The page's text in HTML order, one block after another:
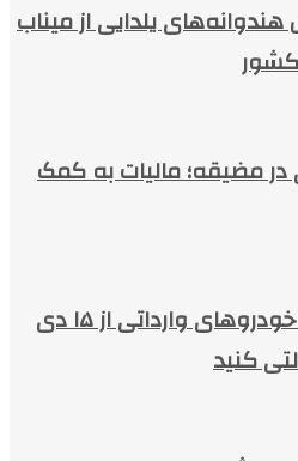
هندوانه‌های یلدایی از میناب
مضیقه؛ مالیات به کمک
آغاز دور جدید عرضه خودروهای وارداتی از ۱۵ دی
کنید